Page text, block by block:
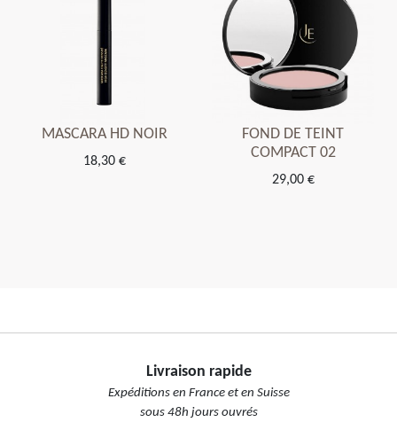
MASCARA HD NOIR
18,30 €
FOND DE TEINT
COMPACT 02
29,00 €
Livraison rapide
Expéditions en France et en Suisse
sous 48h jours ouvrés